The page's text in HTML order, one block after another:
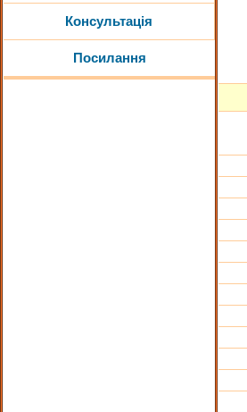
Консультація
Посилання